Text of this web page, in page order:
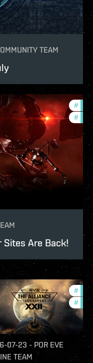
TEAM
#
#
Sites Are Back!
#
#
07-23 - POR EVE
TEAM